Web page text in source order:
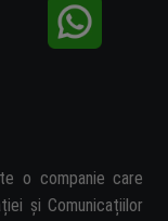
o companie care
și Comunicațiilor